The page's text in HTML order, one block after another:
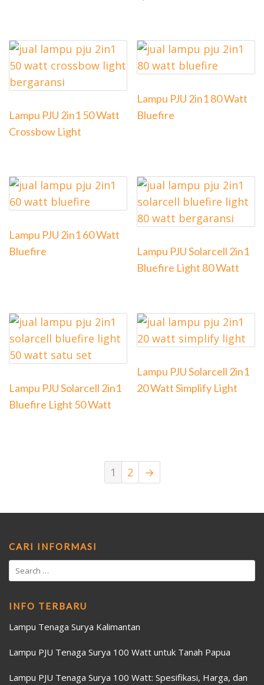
Lampu PJU 2in1 50 Watt
Crossbow Light
Lampu PJU 2in1 80 Watt
Bluefire
Lampu PJU 2in1 60 Watt
Bluefire
Lampu PJU Solarcell 2in1
Bluefire Light 80 Watt
Lampu PJU Solarcell 2in1
Bluefire Light 50 Watt
Lampu PJU Solarcell 2in1
20 Watt Simplify Light
1 2 →
CARI INFORMASI
INFO TERBARU
Lampu Tenaga Surya Kalimantan
Lampu PJU Tenaga Surya 100 Watt untuk Tanah Papua
Lampu PJU Tenaga Surya 100 Watt: Spesifikasi, Harga, dan